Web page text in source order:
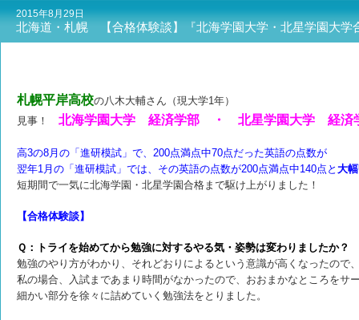
2015年8月29日
北海道・札幌 【合格体験談】『北海学園大学・北星学園大学
札幌平岸高校の八木大輔さん（現大学1年）
見事！ 北海学園大学 経済学部 ・ 北星学園大学 経済
高3の8月の「進研模試」で、200点満点中70点だった英語の点数が
翌年1月の「進研模試」では、その英語の点数が200点満点中140点と 大
短期間で一気に北海学園・北星学園合格まで駆け上がりました！
【合格体験談】
Ｑ：トライを始めてから勉強に対するやる気・姿勢は変わりましたか？
勉強のやり方がわかり、それどおりによるという意識が高くなったので
私の場合、入試まであまり時間がなかったので、おおまかなところをサ
細かい部分を徐々に詰めていく勉強法をとりました。